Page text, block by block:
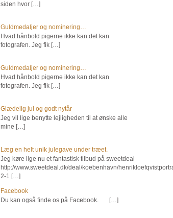
siden hvor […]
Guldmedaljer og nominering…
Hvad hånbold pigerne ikke kan det kan
fotografen. Jeg fik […]
Guldmedaljer og nominering…
Hvad hånbold pigerne ikke kan det kan
fotografen. Jeg fik […]
Glædelig jul og godt nytår
Jeg vil lige benytte lejligheden til at ønske alle
mine […]
Læg en helt unik julegave under træet.
Jeg køre lige nu et fantastisk tilbud på sweetdeal
http://www.sweetdeal.dk/deal/koebenhavn/
2-1 […]
Facebook
Du kan også finde os på Facebook. […]